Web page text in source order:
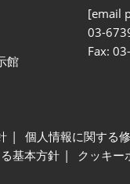
館
[email
03-
Fax:
個人情報に関する
基本方針
クッキー